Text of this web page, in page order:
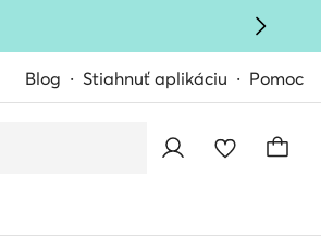
Blog Stiahnuť aplikáciu Pomoc